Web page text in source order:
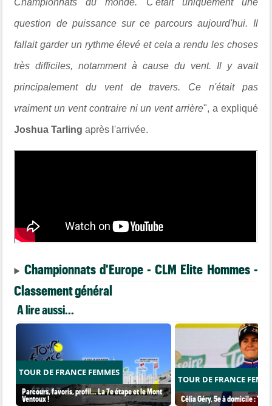
Championnats du monde. C'était uniquement une
question de puissance sur ce parcours aujourd'hui. Il
fallait garder un rythme élevé et cela a rendu les choses
très difficiles, notamment à cause du vent. Il y avait
principalement du vent de travers. Ce n'était pas
vraiment un vent contraire ni un vent arrière", a expliqué
Joshua Tarling après l'arrivée.
Championnats d'Europe - CLM Elite Hommes -
Classement général
A lire aussi...
TOUR DE FRANCE FEMMES
Parcours, favoris, profil… La 7e étape et le Mont
Ventoux !
TOUR DE FRANCE
Célia Géry, 5e à domicile :